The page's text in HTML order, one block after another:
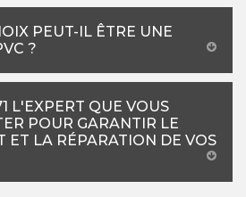
PEUT-IL ÊTRE UNE
?
L'EXPERT QUE VOUS
POUR GARANTIR LE
ET LA RÉPARATION DE VOS